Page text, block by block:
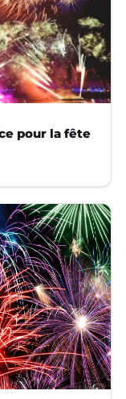
pour la fête